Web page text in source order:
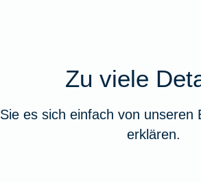
Zu viele
es sich einfach von unseren
erklären.